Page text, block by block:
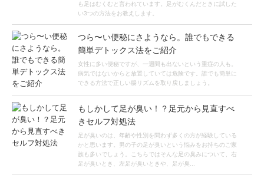
も足はむくむと言われています。足がむくんだときに試した
い3つの方法をお教えします。
つら〜い便秘にさようなら。誰でもできる
簡単デトックス法をご紹介
女性に多い便秘ですが、一週間も出ないという重症の人も。
病気ではないからと放置していては危険です。誰でも簡単に
できる方法で正しい腸リズムを取り戻しましょう。
もしかして足が臭い！？足元から見直すべ
きセルフ対処法
足が臭いのは、年齢や性別を問わず多くの方が経験している
かと思います。男の子の足が臭いという悩みをお持ちのご家
族も多いでしょう。こちらではそんな足の臭みについて、右
足が臭いとき、左足が臭いときや、足が臭...